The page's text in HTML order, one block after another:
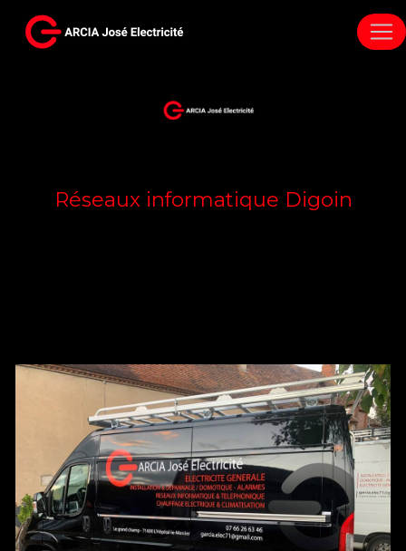
Panneau de gestion des cookies
Réseaux informatique Digoin